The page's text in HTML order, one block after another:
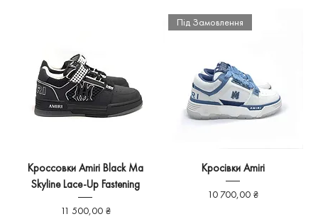
Кроссовки Amiri Black Ma
Skyline Lace-Up Fastening
Ціна
11 500,00 ₴
Під Замовлення
Кросівки Amiri
Ціна
10 700,00 ₴